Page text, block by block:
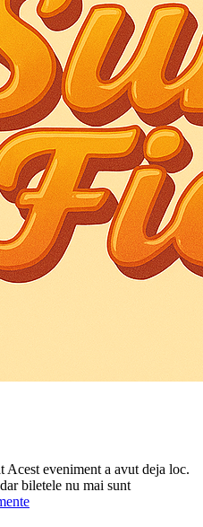
Acest eveniment a avut deja loc.
biletele nu mai sunt